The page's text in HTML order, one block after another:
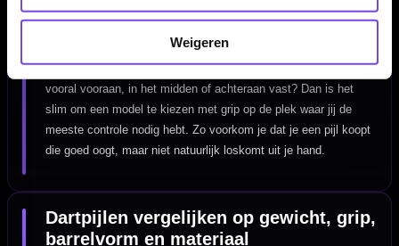
Weigeren
lichtere of slankere barrel vaak beter.
Kijk ook goed naar waar je de dart vasthoudt. Pak je de barrel
vooral vooraan, in het midden of achteraan vast? Dan is het
slim om een model te kiezen met grip op de plek waar jij de
meeste controle nodig hebt. Zo voorkom je dat je een pijl koopt
die goed oogt, maar niet natuurlijk loskomt uit je hand.
Dartpijlen vergelijken op gewicht, grip,
barrelvorm en materiaal